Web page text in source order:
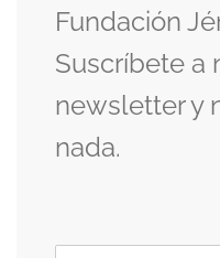
Fundación
Suscríbete a
newsletter y
nada.